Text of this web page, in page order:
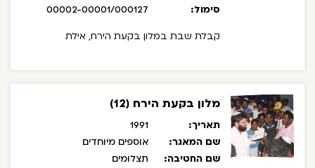
סימול:
00002-00001/000127
קבלת שבת במלון בקעת הירח, אילת
מלון בקעת הירח (12)
תאריך:
1991
שם המאגר:
אוספים מיוחדים
שם החטיבה:
תצלומים